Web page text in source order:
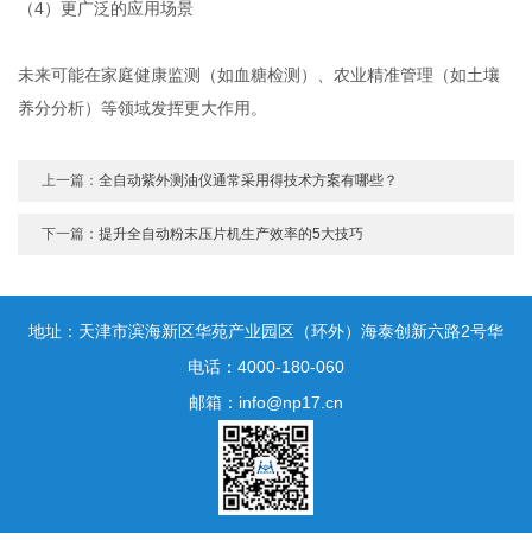
（4）更广泛的应用场景
未来可能在家庭健康监测（如血糖检测）、农业精准管理（如土壤
养分分析）等领域发挥更大作用。
上一篇：全自动紫外测油仪通常采用得技术方案有哪些？
下一篇：提升全自动粉末压片机生产效率的5大技巧
地址：天津市滨海新区华苑产业园区（环外）海泰创新六路2号华
鼎新区一号3号楼1门10层
电话：4000-180-060
邮箱：info@np17.cn